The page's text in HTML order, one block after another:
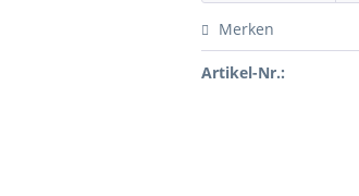
Merken
Artikel-Nr.: